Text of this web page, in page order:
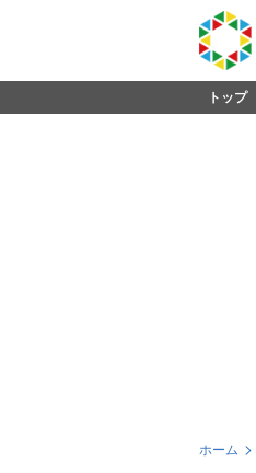
トップ
ホーム